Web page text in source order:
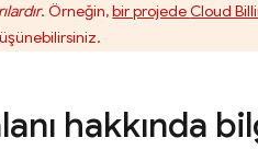
. Örneğin,bir projedeCloud
hakkında